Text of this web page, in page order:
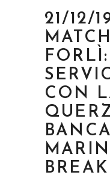
21/12/
CON